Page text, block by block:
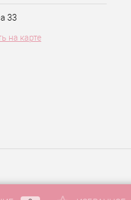
33
на карте